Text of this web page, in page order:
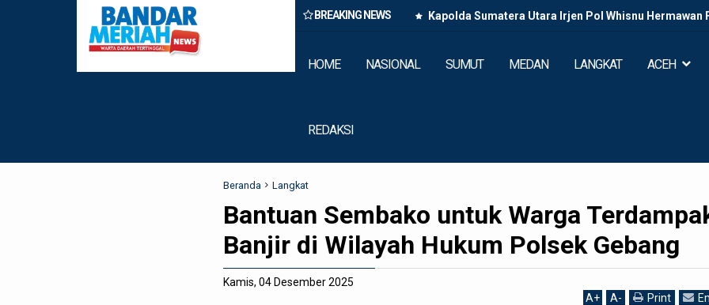
BREAKING NEWS
Nias Utara, Jalan Penggerak Ekonomi Mulai Dibenahi
Kapolda Sumatera Utara Irjen Pol Whisnu
HOME NASIONAL SUMUT MEDAN LANGKAT ACEH
REDAKSI
Beranda Langkat
Bantuan Sembako untuk Warga
Banjir di Wilayah Hukum Polsek Gebang
Kamis, 04 Desember 2025
A+ A- Print